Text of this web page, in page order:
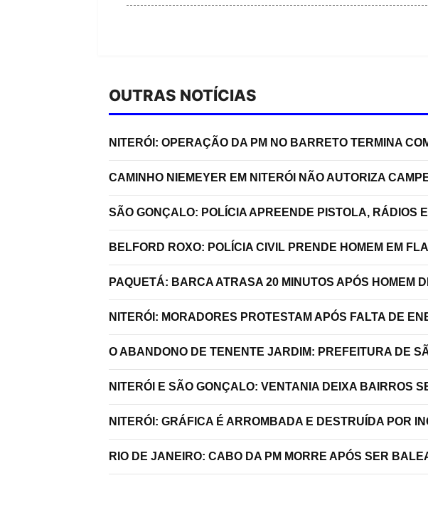
OUTRAS NOTÍCIAS
NITERÓI: OPERAÇÃO DA PM NO BARRETO TERMINA
CAMINHO NIEMEYER EM NITERÓI NÃO AUTORIZA
SÃO GONÇALO: POLÍCIA APREENDE PISTOLA, RÁDIOS
BELFORD ROXO: POLÍCIA CIVIL PRENDE HOMEM EM
PAQUETÁ: BARCA ATRASA 20 MINUTOS APÓS HOMEM
NITERÓI: MORADORES PROTESTAM APÓS FALTA DE
O ABANDONO DE TENENTE JARDIM: PREFEITURA DE
NITERÓI E SÃO GONÇALO: VENTANIA DEIXA BAIRROS
NITERÓI: GRÁFICA É ARROMBADA E DESTRUÍDA POR
RIO DE JANEIRO: CABO DA PM MORRE APÓS SER